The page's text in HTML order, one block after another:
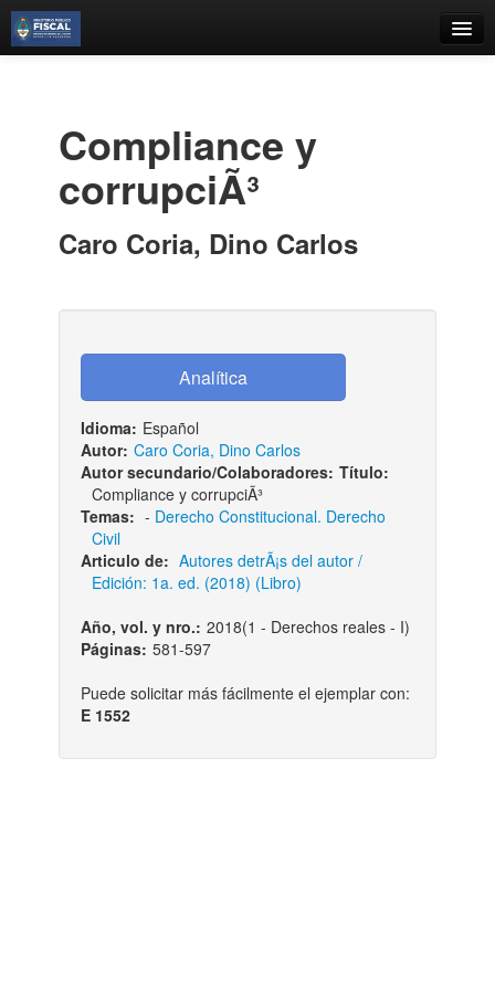
Estantes Virtuales
Iniciar sesión
Compliance y
corrupciÃ³
Caro Coria, Dino Carlos
Idioma: Español
Autor: Caro Coria, Dino Carlos
Autor secundario/Colaboradores: Título:
Compliance y corrupciÃ³
Temas: - Derecho Constitucional. Derecho
Civil
Articulo de: Autores detrÃ¡s del autor /
Edición: 1a. ed. (2018) (Libro)
Año, vol. y nro.: 2018(1 - Derechos reales - I)
Páginas: 581-597
Puede solicitar más fácilmente el ejemplar con:
E 1552